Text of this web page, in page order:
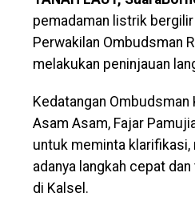
Menurutnya, gangguan
lingkungan kampus
sumber listrik cadangan.
meskipun dalam
Views: 7
Bagikan ke
pemadaman listrik bergilir
Perwakilan Ombudsman
melakukan peninjauan
Kedatangan
Asam Asam, Fajar
untuk meminta
adanya langkah cepat
di Kalsel.